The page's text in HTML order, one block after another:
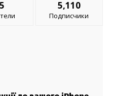
5,110
Подписчики